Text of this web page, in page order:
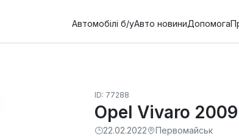
Автомобілі б/уАвто новиниДопомога
ID: 77288
Opel Vivaro 2009
22.02.2022 Первомайськ